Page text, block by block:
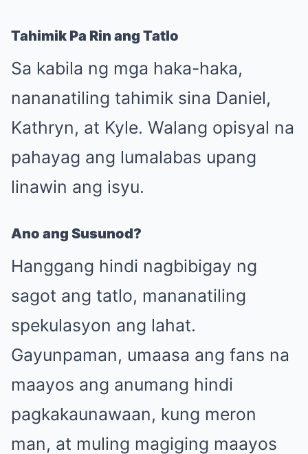
Tahimik Pa Rin ang Tatlo
Sa kabila ng mga haka-haka,
nananatiling tahimik sina Daniel,
Kathryn, at Kyle. Walang opisyal na
pahayag ang lumalabas upang
linawin ang isyu.
Ano ang Susunod?
Hanggang hindi nagbibigay ng
sagot ang tatlo, mananatiling
spekulasyon ang lahat.
Gayunpaman, umaasa ang fans na
maayos ang anumang hindi
pagkakaunawaan, kung meron
man, at muling magiging maayos